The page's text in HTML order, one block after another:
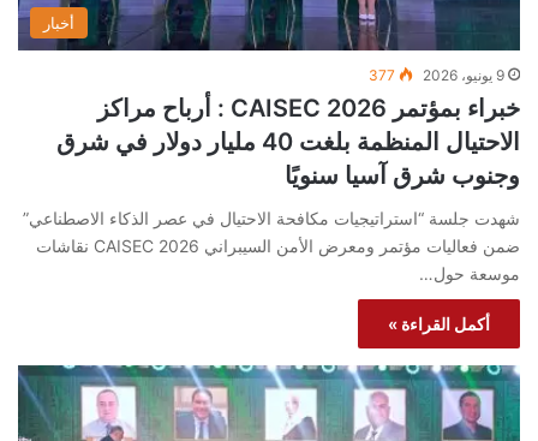
أخبار
9 يونيو، 2026 377
خبراء بمؤتمر CAISEC 2026 : أرباح مراكز
الاحتيال المنظمة بلغت 40 مليار دولار في شرق
وجنوب شرق آسيا سنويًا
شهدت جلسة “استراتيجيات مكافحة الاحتيال في عصر الذكاء الاصطناعي”
ضمن فعاليات مؤتمر ومعرض الأمن السيبراني CAISEC 2026 نقاشات
موسعة حول…
أكمل القراءة »